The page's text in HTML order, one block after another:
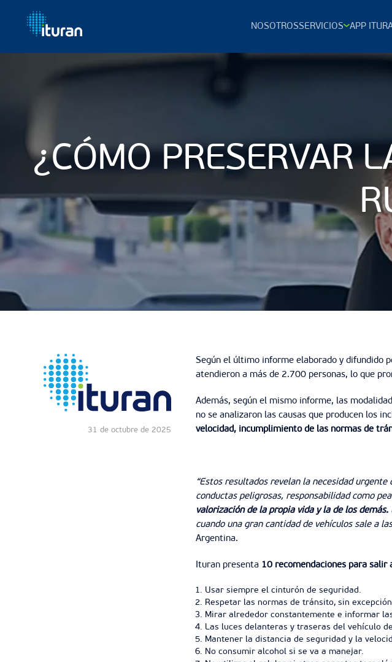
Ir al contenido principal
NOSOTROSSERVICIOS APP
¿CÓMO PRESERVAR
31 de octubre de 2025
Según el último informe elaborado y difundido
atendieron a más de 2.700 personas, lo que
Además, según el mismo informe, las
no se analizaron las causas que producen los
velocidad, incumplimiento de las normas de
“Estos resultados revelan la necesidad
conductas peligrosas, responsabilidad como
valorización de la propia vida y la de los demás.
cuando una gran cantidad de vehículos sale a
Argentina.
Ituran presenta 10 recomendaciones para salir
Usar siempre el cinturón de seguridad.
Respetar las normas de tránsito, sin
Mirar alrededor constantemente e informar
Las luces delanteras y traseras del vehículo
Mantener la distancia de seguridad y la
No consumir alcohol si se va a manejar.